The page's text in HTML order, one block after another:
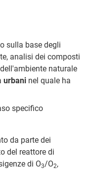
sulla base degli
analisi dei composti
naturale
urbani nel quale ha
specifico
da parte dei
del reattore di
di O3/O2,